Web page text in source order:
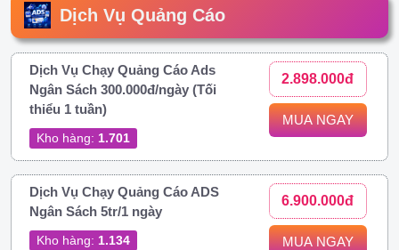
Dịch Vụ Quảng Cáo
Dịch Vụ Chạy Quảng Cáo Ads
Ngân Sách 300.000đ/ngày (Tối
thiểu 1 tuần)
Kho hàng: 1.701
2.898.000đ
MUA NGAY
Dịch Vụ Chạy Quảng Cáo ADS
Ngân Sách 5tr/1 ngày
Kho hàng: 1.134
6.900.000đ
MUA NGAY